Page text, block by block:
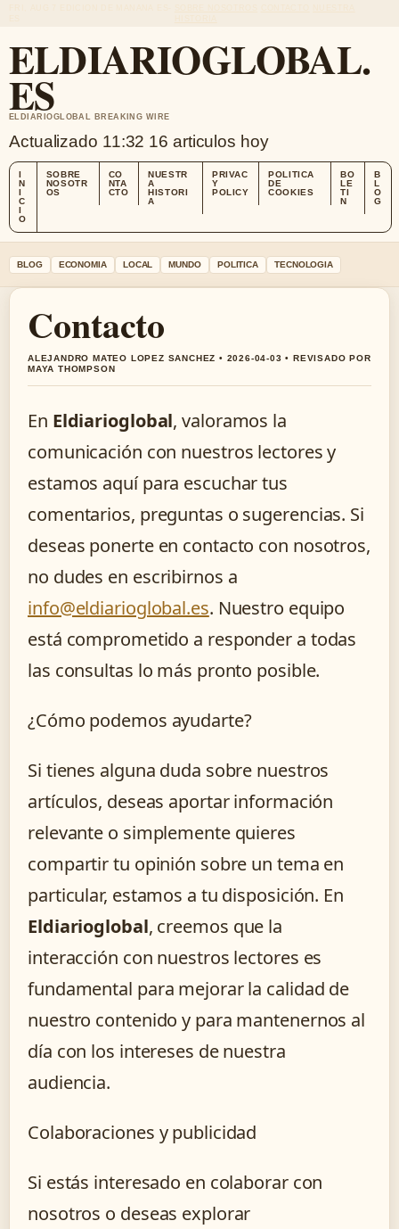
ELDIARIOGLOBAL.
ES
ELDIARIOGLOBAL BREAKING WIRE
Actualizado 11:32 16 articulos hoy
I
N
I
C
I
O
SOBRE
NOSOTR
OS
CO
NTA
CTO
NUESTR
A
HISTORI
A
PRIVAC
Y
POLICY
POLITICA
DE
COOKIES
BO
LE
TI
N
B
L
O
G
BLOG ECONOMIA LOCAL MUNDO POLITICA TECNOLOGIA
Contacto
ALEJANDRO MATEO LOPEZ SANCHEZ • 2026-04-03 • REVISADO POR
MAYA THOMPSON
En Eldiarioglobal, valoramos la
comunicación con nuestros lectores y
estamos aquí para escuchar tus
comentarios, preguntas o sugerencias. Si
deseas ponerte en contacto con nosotros,
no dudes en escribirnos a
info@eldiarioglobal.es. Nuestro equipo
está comprometido a responder a todas
las consultas lo más pronto posible.
¿Cómo podemos ayudarte?
Si tienes alguna duda sobre nuestros
artículos, deseas aportar información
relevante o simplemente quieres
compartir tu opinión sobre un tema en
particular, estamos a tu disposición. En
Eldiarioglobal, creemos que la
interacción con nuestros lectores es
fundamental para mejorar la calidad de
nuestro contenido y para mantenernos al
día con los intereses de nuestra
audiencia.
Colaboraciones y publicidad
Si estás interesado en colaborar con
nosotros o deseas explorar